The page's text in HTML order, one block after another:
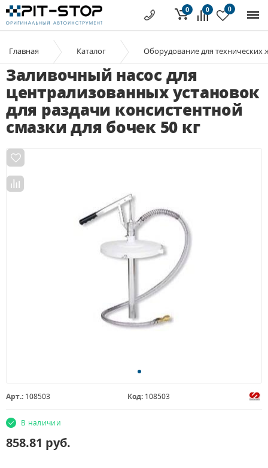
0 0
0
Главная Каталог Оборудование для технических
Заливочный насос для
централизованных установок
для раздачи консистентной
смазки для бочек 50 кг
Арт.: 108503 Код: 108503
В наличии
858.81 руб.